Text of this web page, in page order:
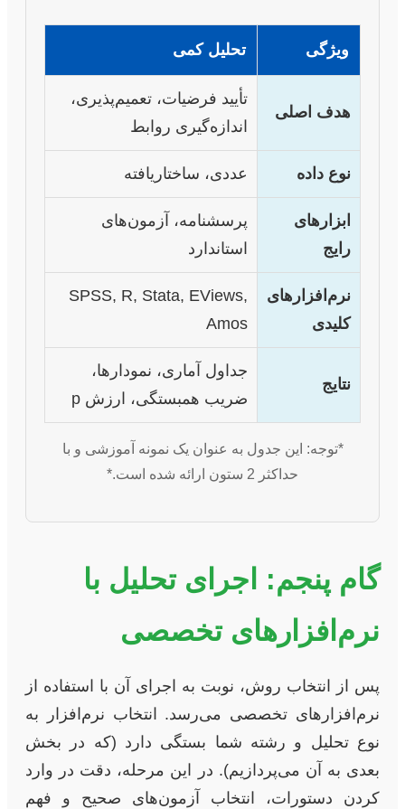
ویژگی تحلیل کمی
هدف اصلی
تأیید فرضیات، تعمیم‌پذیری،
اندازه‌گیری روابط
نوع داده عددی، ساختاریافته
ابزارهای
رایج
پرسشنامه، آزمون‌های
استاندارد
نرم‌افزارهای
کلیدی
SPSS, R, Stata, EViews,
Amos
نتایج
جداول آماری، نمودارها،
ضریب همبستگی، ارزش p
*توجه: این جدول به عنوان یک نمونه آموزشی و با
حداکثر 2 ستون ارائه شده است.*
گام پنجم: اجرای تحلیل با
نرم‌افزارهای تخصصی
پس از انتخاب روش، نوبت به اجرای آن با استفاده از
نرم‌افزارهای تخصصی می‌رسد. انتخاب نرم‌افزار به
نوع تحلیل و رشته شما بستگی دارد (که در بخش
بعدی به آن می‌پردازیم). در این مرحله، دقت در وارد
کردن دستورات، انتخاب آزمون‌های صحیح و فهم